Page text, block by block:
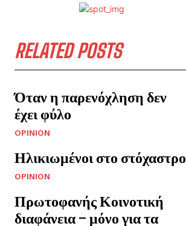
RELATED POSTS
Όταν η παρενόχληση δεν
έχει φύλο
OPINION
Ηλικιωμένοι στο στόχαστρο
OPINION
Πρωτοφανής Κοινοτική
διαφάνεια – μόνο για τα